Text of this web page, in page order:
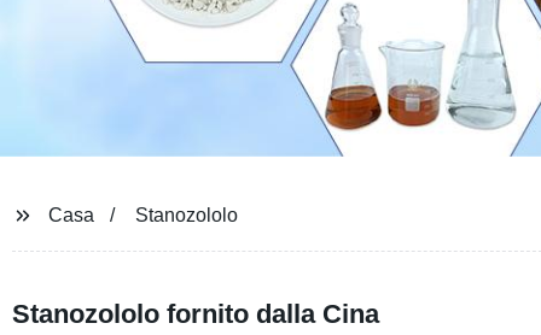
Casa Stanozololo
Stanozololo fornito dalla Cina